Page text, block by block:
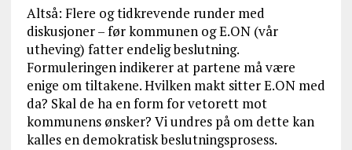
Altså: Flere og tidkrevende runder med
diskusjoner – før kommunen og E.ON (vår
utheving) fatter endelig beslutning.
Formuleringen indikerer at partene må være
enige om tiltakene. Hvilken makt sitter E.ON med
da? Skal de ha en form for vetorett mot
kommunens ønsker? Vi undres på om dette kan
kalles en demokratisk beslutningsprosess.